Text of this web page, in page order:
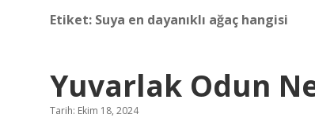
Etiket: Suya en dayanıklı ağaç hangisi
Yuvarlak Odun
Tarih: Ekim 18, 2024